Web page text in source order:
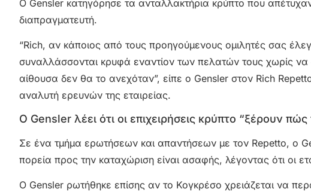
Ο Gensler κατηγόρησε τα ανταλλακτήρια κρύπτο που
διαπραγματευτή.
“Rich, αν κάποιος από τους προηγούμενους ομιλητές σας
συναλλάσσονται κρυφά εναντίον των πελατών τους χωρίς
αίθουσα δεν θα το ανεχόταν”, είπε ο Gensler στον Rich
αναλυτή ερευνών της εταιρείας.
Ο Gensler λέει ότι οι επιχειρήσεις κρύπτο “ξέρουν
Σε ένα τμήμα ερωτήσεων και απαντήσεων με τον Repetto, ο
πορεία προς την καταχώριση είναι ασαφής, λέγοντας ότι οι
Ο Gensler ρωτήθηκε επίσης αν το Κογκρέσο χρειάζεται να